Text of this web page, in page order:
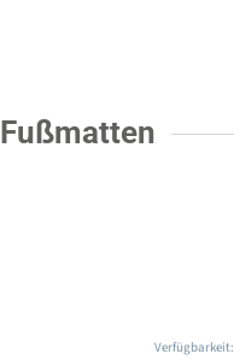
Fußmatten
Verfügbarkeit: